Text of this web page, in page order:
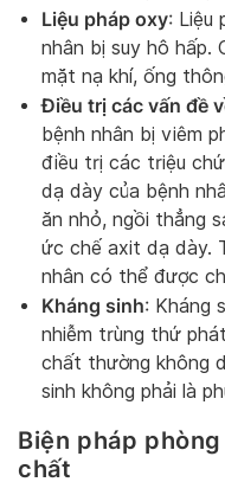
Liệu pháp oxy: Liệu
nhân bị suy hô hấp.
mặt nạ khí, ống
Điều trị các vấn đề
bệnh nhân bị viêm
điều trị các triệu
dạ dày của bệnh
ăn nhỏ, ngồi thẳng
ức chế axit dạ dày.
nhân có thể được
Kháng sinh: Kháng
nhiễm trùng thứ
chất thường không
sinh không phải là
Biện pháp
chất